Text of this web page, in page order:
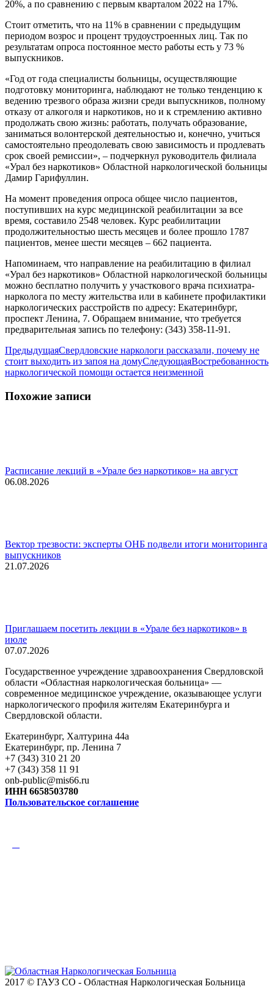
20%, а по сравнению с первым кварталом 2022 на 17%.
Стоит отметить, что на 11% в сравнении с предыдущим
периодом возрос и процент трудоустроенных лиц. Так по
результатам опроса постоянное место работы есть у 73 %
выпускников.
«Год от года специалисты больницы, осуществляющие
подготовку мониторинга, наблюдают не только тенденцию к
ведению трезвого образа жизни среди выпускников, полному
отказу от алкоголя и наркотиков, но и к стремлению активно
продолжать свою жизнь: работать, получать образование,
заниматься волонтерской деятельностью и, конечно, учиться
самостоятельно преодолевать свою зависимость и продлевать
срок своей ремиссии», – подчеркнул руководитель филиала
«Урал без наркотиков» Областной наркологической больницы
Дамир Гарифуллин.
На момент проведения опроса общее число пациентов,
поступивших на курс медицинской реабилитации за все
время, составило 2548 человек. Курс реабилитации
продолжительностью шесть месяцев и более прошло 1787
пациентов, менее шести месяцев – 662 пациента.
Напоминаем, что направление на реабилитацию в филиал
«Урал без наркотиков» Областной наркологической больницы
можно бесплатно получить у участкового врача психиатра-
нарколога по месту жительства или в кабинете профилактики
наркологических расстройств по адресу: Екатеринбург,
проспект Ленина, 7. Обращаем внимание, что требуется
предварительная запись по телефону: (343) 358-11-91.
Навигация
по
ПредыдущаяПредыдущая
запись:
Свердловские наркологи рассказали, почему не
стоит выходить из запоя на домуСледующаяСледующая
запись:
Востребованность
наркологической помощи остается неизменной
Похожие записи
Расписание лекций в «Урале без наркотиков» на август
06.08.2026
Вектор трезвости: эксперты ОНБ подвели итоги мониторинга
выпускников
21.07.2026
Приглашаем посетить лекции в «Урале без наркотиков» в
июле
07.07.2026
Государственное учреждение здравоохранения Свердловской
области «Областная наркологическая больница» —
современное медицинское учреждение, оказывающее услуги
наркологического профиля жителям Екатеринбурга и
Свердловской области.
Екатеринбург, Халтурина 44а
Екатеринбург, пр. Ленина 7
+7 (343) 310 21 20
+7 (343) 358 11 91
onb-public@mis66.ru
ИНН 6658503780
Пользовательское соглашение
2017 © ГАУЗ СО - Областная Наркологическая Больница